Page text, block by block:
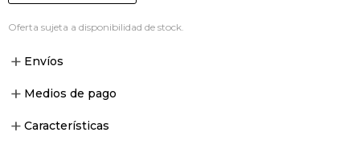
Oferta sujeta a disponibilidad de stock.
Envíos
Medios de pago
Características